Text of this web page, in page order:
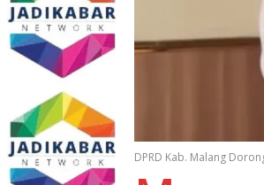
DPRD Kab. Malang